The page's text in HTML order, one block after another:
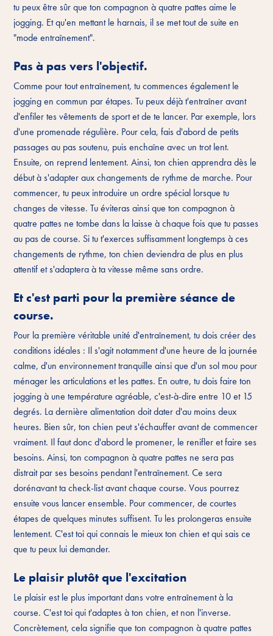
tu peux être sûr que ton compagnon à quatre pattes aime le
jogging. Et qu'en mettant le harnais, il se met tout de suite en
"mode entraînement".
Pas à pas vers l'objectif.
Comme pour tout entraînement, tu commences également le
jogging en commun par étapes. Tu peux déjà t'entraîner avant
d'enfiler tes vêtements de sport et de te lancer. Par exemple, lors
d'une promenade régulière. Pour cela, fais d'abord de petits
passages au pas soutenu, puis enchaîne avec un trot lent.
Ensuite, on reprend lentement. Ainsi, ton chien apprendra dès le
début à s'adapter aux changements de rythme de marche. Pour
commencer, tu peux introduire un ordre spécial lorsque tu
changes de vitesse. Tu éviteras ainsi que ton compagnon à
quatre pattes ne tombe dans la laisse à chaque fois que tu passes
au pas de course. Si tu t'exerces suffisamment longtemps à ces
changements de rythme, ton chien deviendra de plus en plus
attentif et s'adaptera à ta vitesse même sans ordre.
Et c'est parti pour la première séance de
course.
Pour la première véritable unité d'entraînement, tu dois créer des
conditions idéales : Il s'agit notamment d'une heure de la journée
calme, d'un environnement tranquille ainsi que d'un sol mou pour
ménager les articulations et les pattes. En outre, tu dois faire ton
jogging à une température agréable, c'est-à-dire entre 10 et 15
degrés. La dernière alimentation doit dater d'au moins deux
heures. Bien sûr, ton chien peut s'échauffer avant de commencer
vraiment. Il faut donc d'abord le promener, le renifler et faire ses
besoins. Ainsi, ton compagnon à quatre pattes ne sera pas
distrait par ses besoins pendant l'entraînement. Ce sera
dorénavant ta check-list avant chaque course. Vous pourrez
ensuite vous lancer ensemble. Pour commencer, de courtes
étapes de quelques minutes suffisent. Tu les prolongeras ensuite
lentement. C'est toi qui connais le mieux ton chien et qui sais ce
que tu peux lui demander.
Le plaisir plutôt que l'excitation
Le plaisir est le plus important dans votre entraînement à la
course. C'est toi qui t'adaptes à ton chien, et non l'inverse.
Concrètement, cela signifie que ton compagnon à quatre pattes